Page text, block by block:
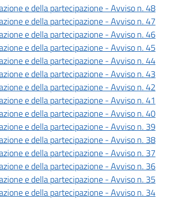
e della partecipazione - Avviso n. 48
e della partecipazione - Avviso n. 47
e della partecipazione - Avviso n. 46
e della partecipazione - Avviso n. 45
e della partecipazione - Avviso n. 44
e della partecipazione - Avviso n. 43
e della partecipazione - Avviso n. 42
e della partecipazione - Avviso n. 41
e della partecipazione - Avviso n. 40
e della partecipazione - Avviso n. 39
e della partecipazione - Avviso n. 38
e della partecipazione - Avviso n. 37
e della partecipazione - Avviso n. 36
e della partecipazione - Avviso n. 35
e della partecipazione - Avviso n. 34